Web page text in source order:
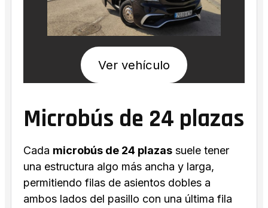
Ver vehículo
Microbús de 24 plazas
Cada microbús de 24 plazas suele tener
una estructura algo más ancha y larga,
permitiendo filas de asientos dobles a
ambos lados del pasillo con una última fila